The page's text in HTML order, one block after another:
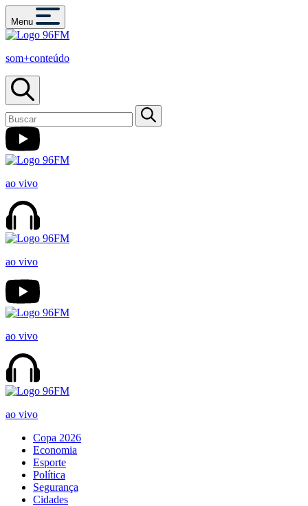
Menu
som+conteúdo
ao vivo
ao vivo
ao vivo
ao vivo
Copa 2026
Economia
Esporte
Política
Segurança
Cidades